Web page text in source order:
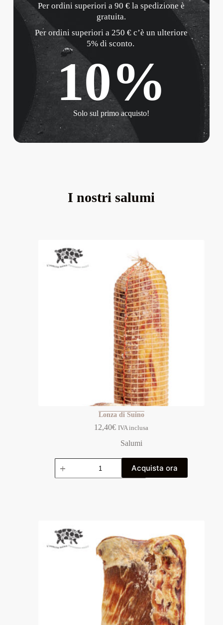
Per ordini superiori a 90 € la spedizione è
gratuita.
Per ordini superiori a 250 € c’è un ulteriore
5% di sconto. ​
10%
Solo sul primo acquisto!
I nostri salumi
Lonza di Suino
12,40€ IVA inclusa
Salumi
Acquista ora